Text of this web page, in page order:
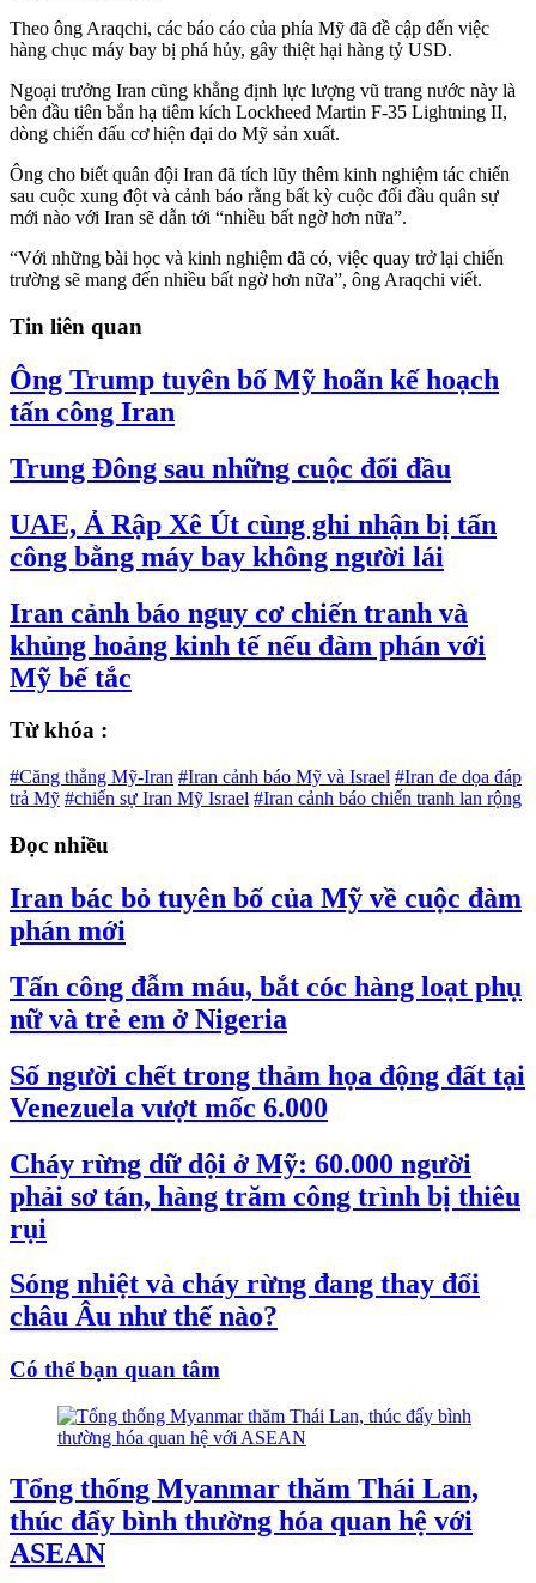
Theo ông Araqchi, các báo cáo của phía Mỹ đã đề cập đến việc
hàng chục máy bay bị phá hủy, gây thiệt hại hàng tỷ USD.
Ngoại trưởng Iran cũng khẳng định lực lượng vũ trang nước này là
bên đầu tiên bắn hạ tiêm kích Lockheed Martin F-35 Lightning II,
dòng chiến đấu cơ hiện đại do Mỹ sản xuất.
Ông cho biết quân đội Iran đã tích lũy thêm kinh nghiệm tác chiến
sau cuộc xung đột và cảnh báo rằng bất kỳ cuộc đối đầu quân sự
mới nào với Iran sẽ dẫn tới “nhiều bất ngờ hơn nữa”.
“Với những bài học và kinh nghiệm đã có, việc quay trở lại chiến
trường sẽ mang đến nhiều bất ngờ hơn nữa”, ông Araqchi viết.
Tin liên quan
Ông Trump tuyên bố Mỹ hoãn kế hoạch
tấn công Iran
Trung Đông sau những cuộc đối đầu
UAE, Ả Rập Xê Út cùng ghi nhận bị tấn
công bằng máy bay không người lái
Iran cảnh báo nguy cơ chiến tranh và
khủng hoảng kinh tế nếu đàm phán với
Mỹ bế tắc
Từ khóa :
#Căng thẳng Mỹ-Iran #Iran cảnh báo Mỹ và Israel #Iran đe dọa đáp
trả Mỹ #chiến sự Iran Mỹ Israel #Iran cảnh báo chiến tranh lan rộng
Đọc nhiều
Iran bác bỏ tuyên bố của Mỹ về cuộc đàm
phán mới
Tấn công đẫm máu, bắt cóc hàng loạt phụ
nữ và trẻ em ở Nigeria
Số người chết trong thảm họa động đất tại
Venezuela vượt mốc 6.000
Cháy rừng dữ dội ở Mỹ: 60.000 người
phải sơ tán, hàng trăm công trình bị thiêu
rụi
Sóng nhiệt và cháy rừng đang thay đổi
châu Âu như thế nào?
Có thể bạn quan tâm
Tổng thống Myanmar thăm Thái Lan,
thúc đẩy bình thường hóa quan hệ với
ASEAN